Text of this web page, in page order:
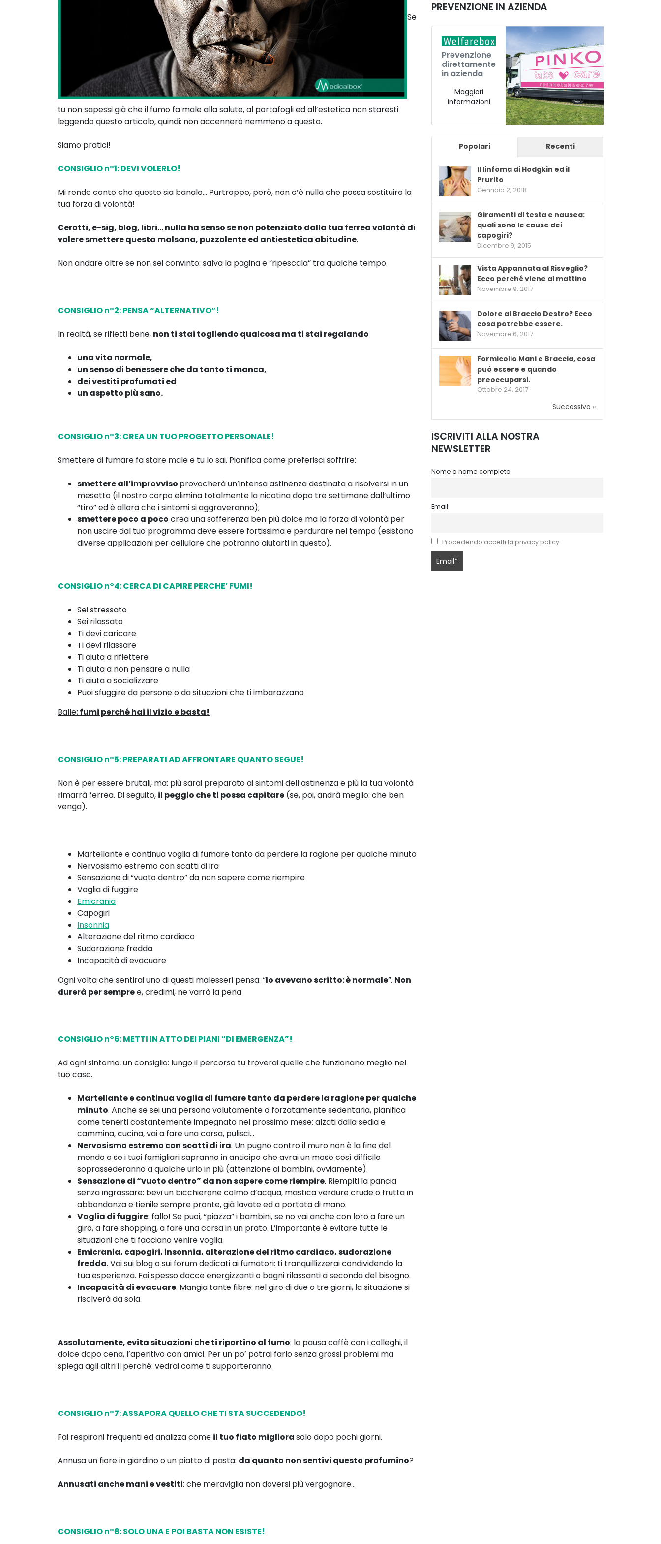
Se
tu non sapessi già che il fumo fa male alla salute, al portafogli ed all’estetica non staresti
leggendo questo articolo, quindi: non accennerò nemmeno a questo.
Siamo pratici!
CONSIGLIO n°1: DEVI VOLERLO!
Mi rendo conto che questo sia banale… Purtroppo, però, non c’è nulla che possa sostituire la
tua forza di volontà!
Cerotti, e-sig, blog, libri… nulla ha senso se non potenziato dalla tua ferrea volontà di
volere smettere questa malsana, puzzolente ed antiestetica abitudine.
Non andare oltre se non sei convinto: salva la pagina e “ripescala” tra qualche tempo.
CONSIGLIO n°2: PENSA “ALTERNATIVO”!
In realtà, se rifletti bene, non ti stai togliendo qualcosa ma ti stai regalando
una vita normale,
un senso di benessere che da tanto ti manca,
dei vestiti profumati ed
un aspetto più sano.
CONSIGLIO n°3: CREA UN TUO PROGETTO PERSONALE!
Smettere di fumare fa stare male e tu lo sai. Pianifica come preferisci soffrire:
smettere all’improvviso provocherà un’intensa astinenza destinata a risolversi in un
mesetto (il nostro corpo elimina totalmente la nicotina dopo tre settimane dall’ultimo
“tiro” ed è allora che i sintomi si aggraveranno);
smettere poco a poco crea una sofferenza ben più dolce ma la forza di volontà per
non uscire dal tuo programma deve essere fortissima e perdurare nel tempo (esistono
diverse applicazioni per cellulare che potranno aiutarti in questo).
CONSIGLIO n°4: CERCA DI CAPIRE PERCHE’ FUMI!
Sei stressato
Sei rilassato
Ti devi caricare
Ti devi rilassare
Ti aiuta a riflettere
Ti aiuta a non pensare a nulla
Ti aiuta a socializzare
Puoi sfuggire da persone o da situazioni che ti imbarazzano
Balle: fumi perché hai il vizio e basta!
CONSIGLIO n°5: PREPARATI AD AFFRONTARE QUANTO SEGUE!
Non è per essere brutali, ma: più sarai preparato ai sintomi dell’astinenza e più la tua volontà
rimarrà ferrea. Di seguito, il peggio che ti possa capitare (se, poi, andrà meglio: che ben
venga).
Martellante e continua voglia di fumare tanto da perdere la ragione per qualche minuto
Nervosismo estremo con scatti di ira
Sensazione di “vuoto dentro” da non sapere come riempire
Voglia di fuggire
Emicrania
Capogiri
Insonnia
Alterazione del ritmo cardiaco
Sudorazione fredda
Incapacità di evacuare
Ogni volta che sentirai uno di questi malesseri pensa: “lo avevano scritto: è normale”. Non
durerà per sempree, credimi, ne varrà la pena
CONSIGLIO n°6: METTI IN ATTO DEI PIANI “DI EMERGENZA”!
Ad ogni sintomo, un consiglio: lungo il percorso tu troverai quelle che funzionano meglio nel
tuo caso.
Martellante e continua voglia di fumare tanto da perdere la ragione per qualche
minuto. Anche se sei una persona volutamente o forzatamente sedentaria, pianifica
come tenerti costantemente impegnato nel prossimo mese: alzati dalla sedia e
cammina, cucina, vai a fare una corsa, pulisci…
Nervosismo estremo con scatti di ira. Un pugno contro il muro non è la fine del
mondo e se i tuoi famigliari sapranno in anticipo che avrai un mese così difficile
soprassederanno a qualche urlo in più (attenzione ai bambini, ovviamente).
Sensazione di “vuoto dentro” da non sapere come riempire. Riempiti la pancia
senza ingrassare: bevi un bicchierone colmo d’acqua, mastica verdure crude o frutta in
abbondanza e tienile sempre pronte, già lavate ed a portata di mano.
Voglia di fuggire: fallo! Se puoi, “piazza” i bambini, se no vai anche con loro a fare un
giro, a fare shopping, a fare una corsa in un prato. L’importante è evitare tutte le
situazioni che ti facciano venire voglia.
Emicrania, capogiri, insonnia, alterazione del ritmo cardiaco, sudorazione
fredda. Vai sui blog o sui forum dedicati ai fumatori: ti tranquillizzerai condividendo la
tua esperienza. Fai spesso docce energizzanti o bagni rilassanti a seconda del bisogno.
Incapacità di evacuare. Mangia tante fibre: nel giro di due o tre giorni, la situazione si
risolverà da sola.
Assolutamente, evita situazioni che ti riportino al fumo: la pausa caffè con i colleghi, il
dolce dopo cena, l’aperitivo con amici. Per un po’ potrai farlo senza grossi problemi ma
spiega agli altri il perché: vedrai come ti supporteranno.
CONSIGLIO n°7: ASSAPORA QUELLO CHE TI STA SUCCEDENDO!
Fai respironi frequenti ed analizza come il tuo fiato migliorasolo dopo pochi giorni.
Annusa un fiore in giardino o un piatto di pasta: da quanto non sentivi questo profumino?
Annusati anche mani e vestiti: che meraviglia non doversi più vergognare…
CONSIGLIO n°8: SOLO UNA E POI BASTA NON ESISTE!
PREVENZIONE IN AZIENDA
Prevenzione
direttamente
in azienda
Maggiori
informazioni
Popolari Recenti
Il linfoma di Hodgkin ed il
Prurito
Gennaio 2, 2018
Giramenti di testa e nausea:
quali sono le cause dei
capogiri?
Dicembre 9, 2015
Vista Appannata al Risveglio?
Ecco perché viene al mattino
Novembre 9, 2017
Dolore al Braccio Destro? Ecco
cosa potrebbe essere.
Novembre 6, 2017
Formicolio Mani e Braccia, cosa
può essere e quando
preoccuparsi.
Ottobre 24, 2017
Successivo »
ISCRIVITI ALLA NOSTRA
NEWSLETTER
Nome o nome completo
Email
Procedendo accetti la privacy policy